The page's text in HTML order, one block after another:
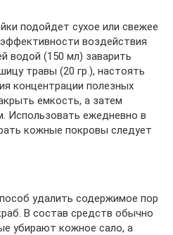
подойдет сухое или свежее
воздействия
водой (150 мл) заварить
травы (20 гр.), настоять
концентрации полезных
емкость, а затем
Использовать ежедневно в
кожные покровы следует
удалить содержимое пор
В состав средств обычно
убирают кожное сало, а